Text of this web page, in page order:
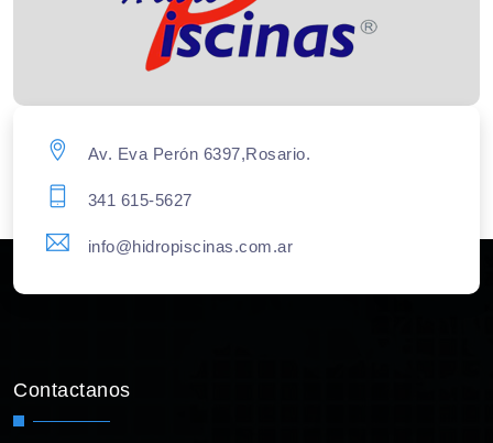
Av. Eva Perón 6397,Rosario.
341 615-5627
info@hidropiscinas.com.ar
Contactanos